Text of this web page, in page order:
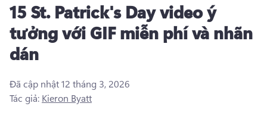
15 St. Patrick's Day video ý
tưởng với GIF miễn phí và nhãn
dán
Đã cập nhật12 tháng 3, 2026
Tác giả: Kieron Byatt